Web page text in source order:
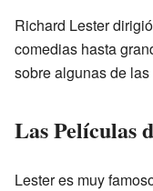
Richard Lester
comedias hasta
sobre algunas de
Las Películas
Lester es muy